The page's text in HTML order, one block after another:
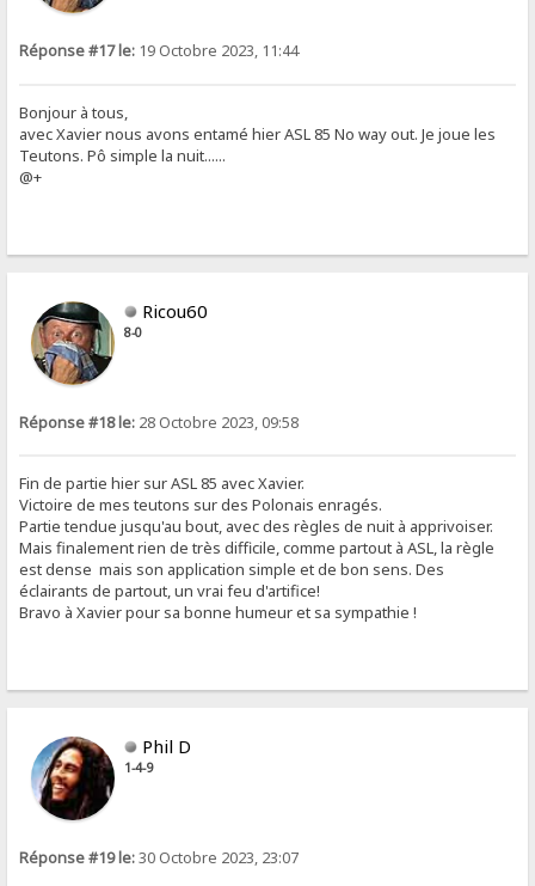
Réponse #17 le: 19 Octobre 2023, 11:44
Bonjour à tous,
avec Xavier nous avons entamé hier ASL 85 No way out. Je joue les
Teutons. Pô simple la nuit......
@+
Ricou60
8-0
Réponse #18 le: 28 Octobre 2023, 09:58
Fin de partie hier sur ASL 85 avec Xavier.
Victoire de mes teutons sur des Polonais enragés.
Partie tendue jusqu'au bout, avec des règles de nuit à apprivoiser.
Mais finalement rien de très difficile, comme partout à ASL, la règle
est dense mais son application simple et de bon sens. Des
éclairants de partout, un vrai feu d'artifice!
Bravo à Xavier pour sa bonne humeur et sa sympathie !
Phil D
1-4-9
Réponse #19 le:30 Octobre 2023, 23:07